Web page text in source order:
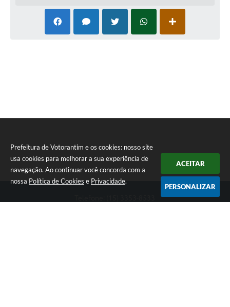
Prefeitura de Votorantim e os cookies: nosso site
usa cookies para melhorar a sua experiência de
navegação. Ao continuar você concorda com a
nossa Política de Cookies e Privacidade.
ACEITAR
PERSONALIZAR